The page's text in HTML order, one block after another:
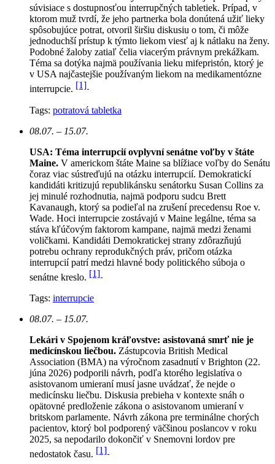
súvisiace s dostupnosťou interrupčných tabletiek. Prípad, v
ktorom muž tvrdí, že jeho partnerka bola donútená užiť lieky
spôsobujúce potrat, otvoril širšiu diskusiu o tom, či môže
jednoduchší prístup k týmto liekom viesť aj k nátlaku na ženy.
Podobné žaloby zatiaľ čelia viacerým právnym prekážkam.
Téma sa dotýka najmä používania lieku mifepristón, ktorý je
v USA najčastejšie používaným liekom na medikamentózne
interrupcie. [1]
Tags: potratová tabletka
08.07. – 15.07.
USA: Téma interrupcií ovplyvní senátne voľby v štáte
Maine. V americkom štáte Maine sa blížiace voľby do Senátu
čoraz viac sústreďujú na otázku interrupcií. Demokratickí
kandidáti kritizujú republikánsku senátorku Susan Collins za
jej minulé rozhodnutia, najmä podporu sudcu Brett
Kavanaugh, ktorý sa podieľal na zrušení precedensu Roe v.
Wade. Hoci interrupcie zostávajú v Maine legálne, téma sa
stáva kľúčovým faktorom kampane, najmä medzi ženami
voličkami. Kandidáti Demokratickej strany zdôrazňujú
potrebu ochrany reprodukčných práv, pričom otázka
interrupcií patrí medzi hlavné body politického súboja o
senátne kreslo. [1]
Tags: interrupcie
08.07. – 15.07.
Lekári v Spojenom kráľovstve: asistovaná smrť nie je
medicínskou liečbou. Zástupcovia British Medical
Association (BMA) na výročnom zasadnutí v Brighton (22.
júna 2026) podporili návrh, podľa ktorého legislatíva o
asistovanom umieraní musí jasne uvádzať, že nejde o
medicínsku liečbu. Diskusia prebieha v kontexte snáh o
opätovné predloženie zákona o asistovanom umieraní v
britskom parlamente. Návrh zákona pre terminálne chorých
pacientov, ktorý bol podporený väčšinou poslancov v roku
2025, sa nepodarilo dokončiť v Snemovni lordov pre
nedostatok času. [1]